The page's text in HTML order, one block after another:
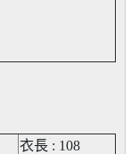
衣長 : 108